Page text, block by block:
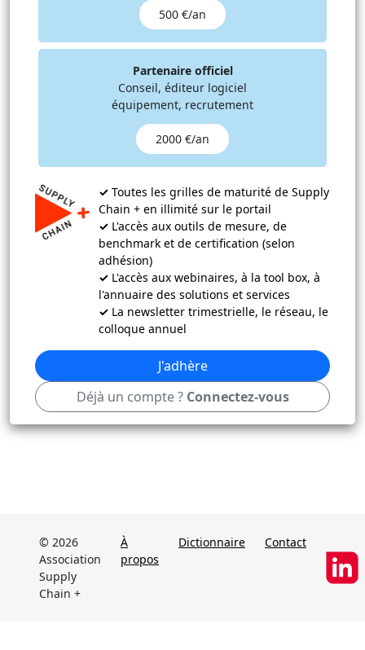
500 €/an
Partenaire officiel
Conseil, éditeur logiciel
équipement, recrutement
2000 €/an
✓ Toutes les grilles de maturité de Supply
Chain + en illimité sur le portail
✓ L'accès aux outils de mesure, de
benchmark et de certification (selon
adhésion)
✓ L'accès aux webinaires, à la tool box, à
l'annuaire des solutions et services
✓ La newsletter trimestrielle, le réseau, le
colloque annuel
J'adhère
Déjà un compte ? Connectez-vous
© 2026
Association
Supply
Chain +
À
propos
Dictionnaire Contact